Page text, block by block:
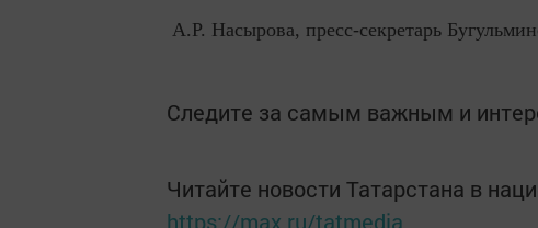
А.Р. Насырова, пресс-секретарь
Следите за самым важным и
Читайте новости Татарстана в
https://max.ru/tatmedia